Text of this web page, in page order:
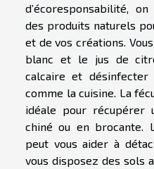
d’écoresponsabilité,
des produits naturels
et de vos créations.
blanc et le jus de
calcaire et
comme la cuisine. La
idéale pour récupérer
chiné ou en brocante.
peut vous aider à
vous disposez des sols